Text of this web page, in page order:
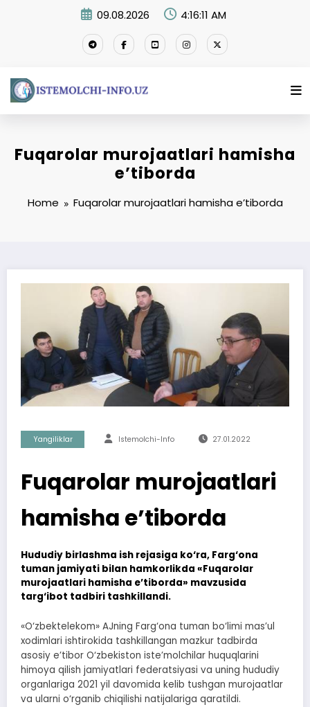
09.08.2026 4:16:12 AM
Fuqarolar murojaatlari hamisha
e’tiborda
Home Fuqarolar murojaatlari hamisha e’tiborda
Yangiliklar Istemolchi-Info 27.01.2022
Fuqarolar murojaatlari
hamisha e’tiborda
Hududiy birlashma ish rejasiga ko‘ra, Farg‘ona
tuman jamiyati bilan hamkorlikda «Fuqarolar
murojaatlari hamisha e’tiborda» mavzusida
targ‘ibot tadbiri tashkillandi.
«O‘zbektelekom» AJning Farg‘ona tuman bo‘limi mas’ul
xodimlari ishtirokida tashkillangan mazkur tadbirda
asosiy e’tibor O‘zbekiston iste’molchilar huquqlarini
himoya qilish jamiyatlari federatsiyasi va uning hududiy
organlariga 2021 yil davomida kelib tushgan murojaatlar
va ularni o‘rganib chiqilishi natijalariga qaratildi.